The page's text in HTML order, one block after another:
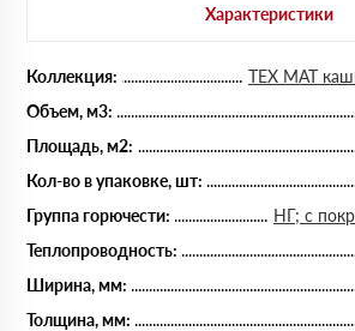
Характеристики
Коллекция:
ТЕХ МАТ
Объем, м3:
Площадь, м2:
Кол-во в упаковке, шт:
Группа горючести:
НГ; с
Теплопроводность:
Ширина, мм:
Толщина, мм: